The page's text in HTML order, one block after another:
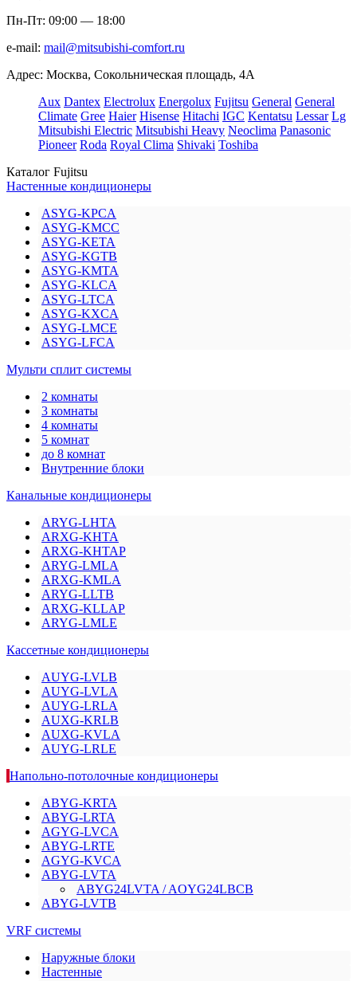
Пн-Пт: 09:00 — 18:00
e-mail: mail@mitsubishi-comfort.ru
Адрес: Москва, Сокольническая площадь, 4А
Aux Dantex Electrolux Energolux Fujitsu General General
Climate Gree Haier Hisense Hitachi IGC Kentatsu Lessar Lg
Mitsubishi Electric Mitsubishi Heavy Neoclima Panasonic
Pioneer Roda Royal Clima Shivaki Toshiba
Каталог Fujitsu
Настенные кондиционеры
ASYG-KPCA
ASYG-KMCC
ASYG-KETA
ASYG-KGTB
ASYG-KMTA
ASYG-KLCA
ASYG-LTCA
ASYG-KXCA
ASYG-LMCE
ASYG-LFCA
Мульти сплит системы
2 комнаты
3 комнаты
4 комнаты
5 комнат
до 8 комнат
Внутренние блоки
Канальные кондиционеры
ARYG-LHTA
ARXG-KHTA
ARXG-KHTAP
ARYG-LMLA
ARXG-KMLA
ARYG-LLTB
ARXG-KLLAP
ARYG-LMLE
Кассетные кондиционеры
AUYG-LVLB
AUYG-LVLA
AUYG-LRLA
AUXG-KRLB
AUXG-KVLA
AUYG-LRLE
Напольно-потолочные кондиционеры
ABYG-KRTA
ABYG-LRTA
AGYG-LVCA
ABYG-LRTE
AGYG-KVCA
ABYG-LVTA
ABYG24LVTA / AOYG24LBCB
ABYG-LVTB
VRF системы
Наружные блоки
Настенные